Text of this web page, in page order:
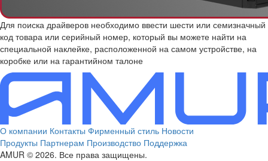
Для поиска драйверов необходимо ввести шести или семизначный
код товара или серийный номер, который вы можете найти на
специальной наклейке, расположенной на самом устройстве, на
коробке или на гарантийном талоне
О компании Контакты Фирменный стиль Новости
Продукты Партнерам Производство Поддержка
AMUR © 2026. Все права защищены.